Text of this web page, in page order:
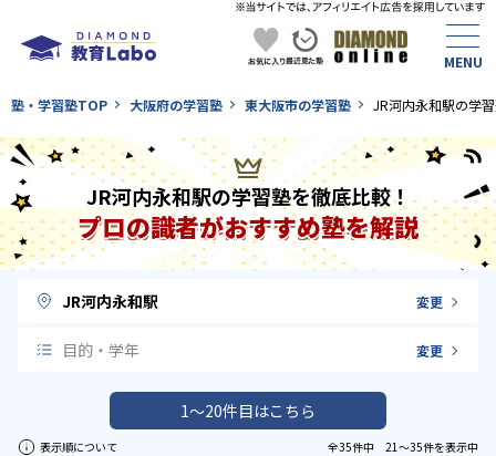
塾・学習塾TOP 大阪府の学習塾 東大阪市の学習塾 JR河内永和駅の学
JR河内永和駅の学習塾を徹底比較！
プロの識者がおすすめ塾を解説
JR河内永和駅 変更
目的・学年 変更
1〜20件目はこちら
表示順について 全35件中 21〜35件を表示中